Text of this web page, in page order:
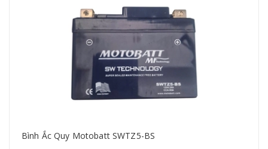
Bình Ắc Quy Motobatt SWTZ5-BS